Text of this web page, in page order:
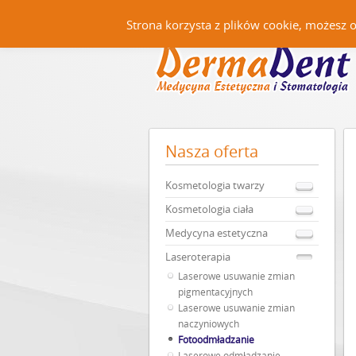
Nasza oferta
Kosmetologia twarzy
Kosmetologia ciała
Medycyna estetyczna
Laseroterapia
Laserowe usuwanie zmian
pigmentacyjnych
Laserowe usuwanie zmian
naczyniowych
Fotoodmładzanie
Strona korzysta z plików cookie,